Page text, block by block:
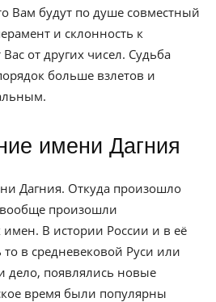
Вам будут по душе совместный
и склонность к
от других чисел. Судьба
больше взлетов и
имени Дагния
Дагния. Откуда произошло
произошли
В истории России и в её
в средневековой Руси или
дело, появлялись новые
время были популярны